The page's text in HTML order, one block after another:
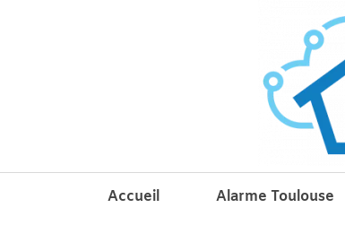
Accueil Alarme Toulouse